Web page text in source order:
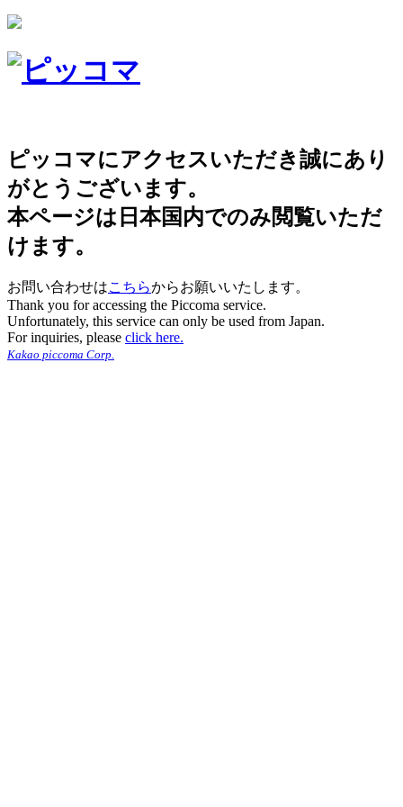
ピッコマにアクセスいただき誠にあり
がとうございます。
本ページは日本国内でのみ閲覧いただ
けます。
お問い合わせはこちらからお願いいたします。
Thank you for accessing the Piccoma service.
Unfortunately, this service can only be used from Japan.
For inquiries, please click here.
Kakao piccoma Corp.